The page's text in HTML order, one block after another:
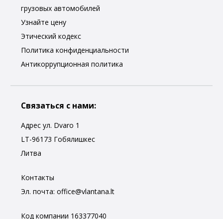
грузовых автомобилей
Узнайте цену
Этический кодекс
Политика конфиденциальности
Антикоррупционная политика
Связаться с нами:
Адрес ул. Dvaro 1
LT-96173 Гобялишкес
Литва
Контакты
Эл. почта: office@vlantana.lt
Код компании 163377040